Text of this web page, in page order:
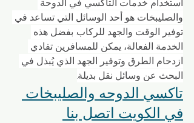
والصليبخات هو أحد الوسائل التي تساعد في
توفير الوقت والجهد للركاب. بفضل هذه
الخدمة الفعالة، يمكن للمسافرين تفادي
ازدحام الطرق وتوفير الجهد الذي يُبذل في
البحث عن وسائل نقل بديلة.
تاكسي الدوحه والصليبخات
في الكويت اتصل بنا